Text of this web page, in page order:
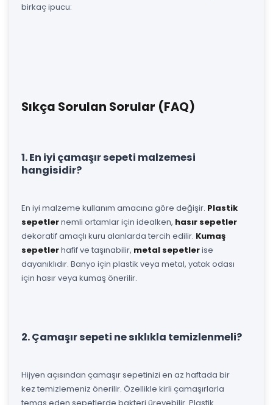
birkaç ipucu:
Sıkça Sorulan Sorular (FAQ)
1. En iyi çamaşır sepeti malzemesi
hangisidir?
En iyi malzeme kullanım amacına göre değişir. Plastik
sepetlernemli ortamlar için idealken, hasır sepetler
dekoratif amaçlı kuru alanlarda tercih edilir. Kumaş
sepetlerhafif ve taşınabilir, metal sepetlerise
dayanıklıdır. Banyo için plastik veya metal, yatak odası
için hasır veya kumaş önerilir.
2. Çamaşır sepeti ne sıklıkla temizlenmeli?
Hijyen açısından çamaşır sepetinizi en az haftada bir
kez temizlemeniz önerilir. Özellikle kirli çamaşırlarla
temas eden sepetlerde bakteri üreyebilir. Plastik